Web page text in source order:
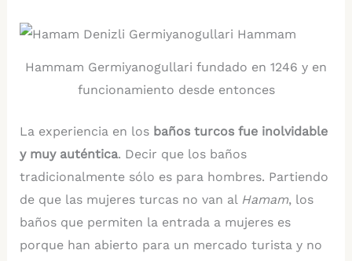
Hammam Germiyanogullari fundado en 1246 y en
funcionamiento desde entonces
La experiencia en los baños turcos fue inolvidable
y muy auténtica. Decir que los baños
tradicionalmente sólo es para hombres. Partiendo
de que las mujeres turcas no van al Hamam, los
baños que permiten la entrada a mujeres es
porque han abierto para un mercado turista y no